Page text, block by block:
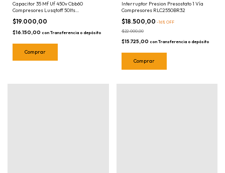
Capacitor 35 Mf Uf 450v Cbb60
Compresores Lusqtoff 50lts
RLC2550BR08
$19.000,00
$16.150,00 con Transferencia o depósito
Interruptor Presion Presostato 1 Vía
Compresores RLC2550BR32
$18.500,00 -16% OFF
$22.000,00
$15.725,00 con Transferencia o depósito